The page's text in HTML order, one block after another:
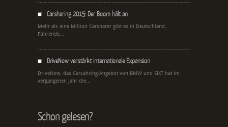
Carsharing 2015: Der Boom hält an
Mehr als eine Million Carsharer gibt es in Deutschland.
Führende...
DriveNow verstärkt internationale Expansion
DriveNow, das Carsahring-Angebot von BMW und SIXT hat im
vergangenen Jahr die...
Schon gelesen?